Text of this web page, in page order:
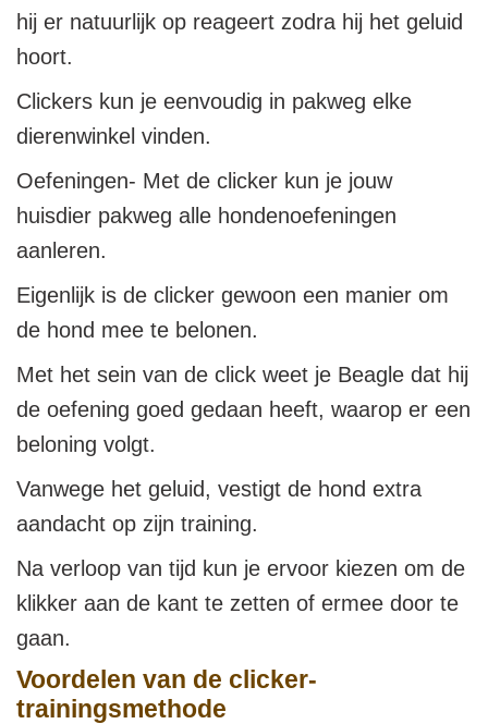
hij er natuurlijk op reageert zodra hij het geluid
hoort.
Clickers kun je eenvoudig in pakweg elke
dierenwinkel vinden.
Oefeningen- Met de clicker kun je jouw
huisdier pakweg alle hondenoefeningen
aanleren.
Eigenlijk is de clicker gewoon een manier om
de hond mee te belonen.
Met het sein van de click weet je Beagle dat hij
de oefening goed gedaan heeft, waarop er een
beloning volgt.
Vanwege het geluid, vestigt de hond extra
aandacht op zijn training.
Na verloop van tijd kun je ervoor kiezen om de
klikker aan de kant te zetten of ermee door te
gaan.
Voordelen van de clicker-
trainingsmethode